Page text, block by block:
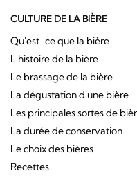
CULTURE DE LA BIÈRE
Qu'est-ce que la bière
L'histoire de la bière
Le brassage de la bière
La dégustation d'une bière
Les principales sortes de
La durée de conservation
Le choix des bières
Recettes